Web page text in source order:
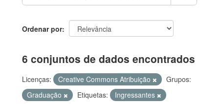
Ordenar por
6 conjuntos de dados encontrados
Licenças: Creative Commons Atribuição
Grupos:
Graduação
Etiquetas:
Ingressantes